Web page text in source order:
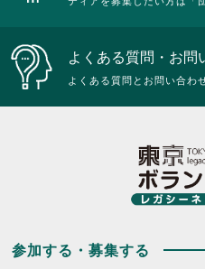
よくある質問・お問
よくある質問とお問い合わ
参加する・募集する